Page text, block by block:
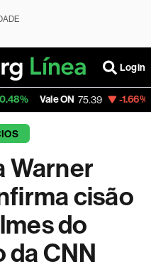
Login
ON 75.39 -1.66% Itaú PN
Warner
cisão
do
CNN